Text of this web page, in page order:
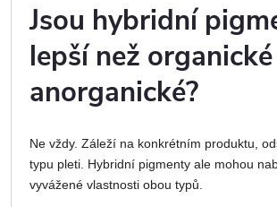
Jsou hybridní
lepší než
anorganické?
Ne vždy. Záleží na konkrétním produktu,
typu pleti. Hybridní pigmenty ale mohou
vyvážené vlastnosti obou typů.